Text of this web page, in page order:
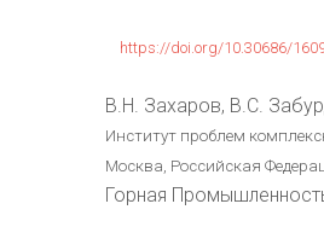
https://doi.org/10.30686/
В.Н. Захаров, В.С.
Институт проблем
Москва, Российская
Горная